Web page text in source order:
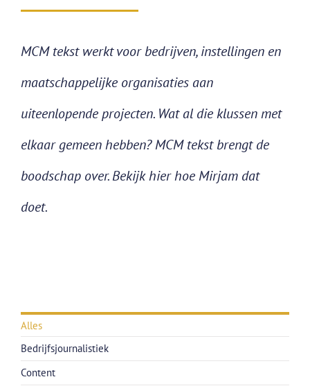
MCM tekst werkt voor bedrijven, instellingen en
maatschappelijke organisaties aan
uiteenlopende projecten. Wat al die klussen met
elkaar gemeen hebben? MCM tekst brengt de
boodschap over. Bekijk hier hoe Mirjam dat
doet.
Alles
Bedrijfsjournalistiek
Content